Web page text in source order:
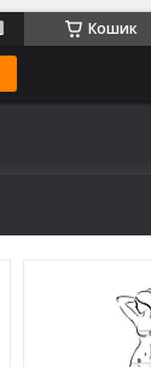
Кошик